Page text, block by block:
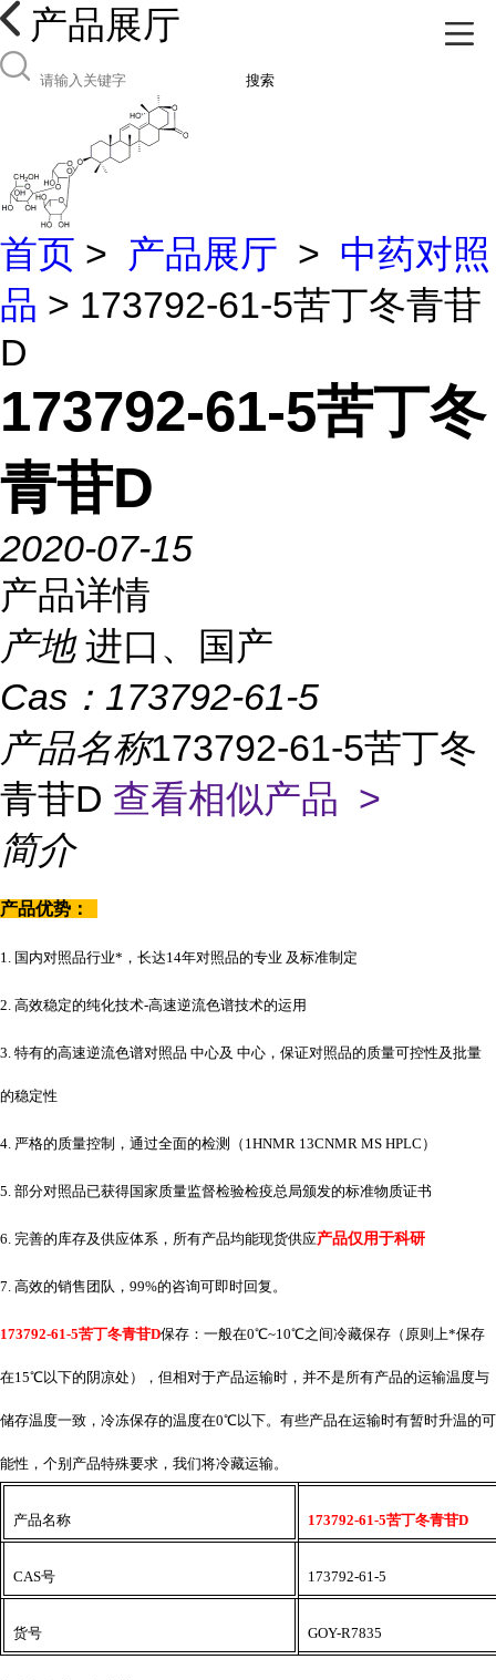
产品展厅
搜索
首页 > 产品展厅 > 中药对照
品 > 173792-61-5苦丁冬青苷
D
173792-61-5苦丁冬
青苷D
2020-07-15
产品详情
产地 进口、国产
Cas： 173792-61-5
产品名称173792-61-5苦丁冬
青苷D 查看相似产品 >
简介
产品优势：
1. 国内对照品行业*，长达14年对照品的专业 及标准制定
2. 高效稳定的纯化技术-高速逆流色谱技术的运用
3. 特有的高速逆流色谱对照品 中心及 中心，保证对照品的质量可控性及批量
的稳定性
4. 严格的质量控制，通过全面的检测（1HNMR 13CNMR MS HPLC）
5. 部分对照品已获得国家质量监督检验检疫总局颁发的标准物质证书
6. 完善的库存及供应体系，所有产品均能现货供应产品仅用于科研
7. 高效的销售团队，99%的咨询可即时回复。
173792-61-5苦丁冬青苷D保存：一般在0℃~10℃之间冷藏保存（原则上*保存
在15℃以下的阴凉处），但相对于产品运输时，并不是所有产品的运输温度与
储存温度一致，冷冻保存的温度在0℃以下。有些产品在运输时有暂时升温的可
能性，个别产品特殊要求，我们将冷藏运输。
产品名称 173792-61-5苦丁冬青苷D
CAS号 173792-61-5
货号 GOY-R7835